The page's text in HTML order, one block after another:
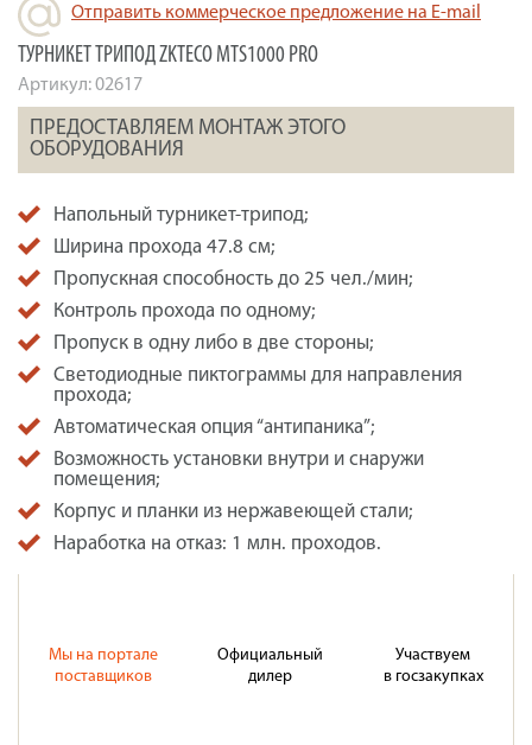
Отправить коммерческое предложение на E-mail
ТУРНИКЕТ ТРИПОД ZKTECO MTS1000 PRO
Артикул:02617
ПРЕДОСТАВЛЯЕМ МОНТАЖ ЭТОГО
ОБОРУДОВАНИЯ
Напольный турникет-трипод;
Ширина прохода 47.8 см;
Пропускная способность до 25 чел./мин;
Контроль прохода по одному;
Пропуск в одну либо в две стороны;
Светодиодные пиктограммы для направления
прохода;
Автоматическая опция “антипаника”;
Возможность установки внутри и снаружи
помещения;
Корпус и планки из нержавеющей стали;
Наработка на отказ: 1 млн. проходов.
Мы на портале
поставщиков
Официальный
дилер
Участвуем
в госзакупках